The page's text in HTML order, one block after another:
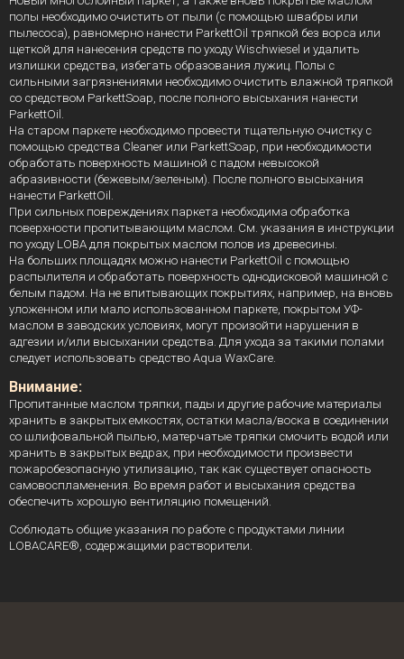
полы необходимо очистить от пыли (с помощью швабры или
пылесоса), равномерно нанести ParkettOil тряпкой без ворса или
щеткой для нанесения средств по уходу Wischwiesel и удалить
излишки средства, избегать образования лужиц. Полы с
сильными загрязнениями необходимо очистить влажной тряпкой
со средством ParkettSoap, после полного высыхания нанести
ParkettOil.
На старом паркете необходимо провести тщательную очистку с
помощью средства Cleaner или ParkettSoap, при необходимости
обработать поверхность машиной с падом невысокой
абразивности (бежевым/зеленым). После полного высыхания
нанести ParkettOil.
При сильных повреждениях паркета необходима обработка
поверхности пропитывающим маслом. См. указания в инструкции
по уходу LOBA для покрытых маслом полов из древесины.
На больших площадях можно нанести ParkettOil с помощью
распылителя и обработать поверхность однодисковой машиной с
белым падом. На не впитывающих покрытиях, например, на вновь
уложенном или мало использованном паркете, покрытом УФ-
маслом в заводских условиях, могут произойти нарушения в
адгезии и/или высыхании средства. Для ухода за такими полами
следует использовать средство Aqua WaxCare.
Внимание:
Пропитанные маслом тряпки, пады и другие рабочие материалы
хранить в закрытых емкостях, остатки масла/воска в соединении
со шлифовальной пылью, матерчатые тряпки смочить водой или
хранить в закрытых ведрах, при необходимости произвести
пожаробезопасную утилизацию, так как существует опасность
самовоспламенения. Во время работ и высыхания средства
обеспечить хорошую вентиляцию помещений.
Соблюдать общие указания по работе с продуктами линии
LOBACARE®, содержащими растворители.